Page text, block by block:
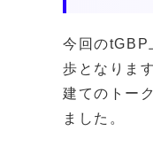
今回のtGBP
歩となりま
建てのトー
ました。